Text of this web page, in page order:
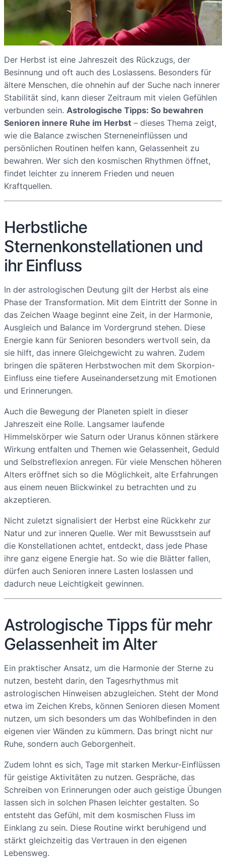
Der Herbst ist eine Jahreszeit des Rückzugs, der
Besinnung und oft auch des Loslassens. Besonders für
ältere Menschen, die ohnehin auf der Suche nach innerer
Stabilität sind, kann dieser Zeitraum mit vielen Gefühlen
verbunden sein. Astrologische Tipps: So bewahren
Senioren innere Ruhe im Herbst – dieses Thema zeigt,
wie die Balance zwischen Sterneneinflüssen und
persönlichen Routinen helfen kann, Gelassenheit zu
bewahren. Wer sich den kosmischen Rhythmen öffnet,
findet leichter zu innerem Frieden und neuen
Kraftquellen.
Herbstliche
Sternenkonstellationen und
ihr Einfluss
In der astrologischen Deutung gilt der Herbst als eine
Phase der Transformation. Mit dem Eintritt der Sonne in
das Zeichen Waage beginnt eine Zeit, in der Harmonie,
Ausgleich und Balance im Vordergrund stehen. Diese
Energie kann für Senioren besonders wertvoll sein, da
sie hilft, das innere Gleichgewicht zu wahren. Zudem
bringen die späteren Herbstwochen mit dem Skorpion-
Einfluss eine tiefere Auseinandersetzung mit Emotionen
und Erinnerungen.
Auch die Bewegung der Planeten spielt in dieser
Jahreszeit eine Rolle. Langsamer laufende
Himmelskörper wie Saturn oder Uranus können stärkere
Wirkung entfalten und Themen wie Gelassenheit, Geduld
und Selbstreflexion anregen. Für viele Menschen höheren
Alters eröffnet sich so die Möglichkeit, alte Erfahrungen
aus einem neuen Blickwinkel zu betrachten und zu
akzeptieren.
Nicht zuletzt signalisiert der Herbst eine Rückkehr zur
Natur und zur inneren Quelle. Wer mit Bewusstsein auf
die Konstellationen achtet, entdeckt, dass jede Phase
ihre ganz eigene Energie hat. So wie die Blätter fallen,
dürfen auch Senioren innere Lasten loslassen und
dadurch neue Leichtigkeit gewinnen.
Astrologische Tipps für mehr
Gelassenheit im Alter
Ein praktischer Ansatz, um die Harmonie der Sterne zu
nutzen, besteht darin, den Tagesrhythmus mit
astrologischen Hinweisen abzugleichen. Steht der Mond
etwa im Zeichen Krebs, können Senioren diesen Moment
nutzen, um sich besonders um das Wohlbefinden in den
eigenen vier Wänden zu kümmern. Das bringt nicht nur
Ruhe, sondern auch Geborgenheit.
Zudem lohnt es sich, Tage mit starken Merkur-Einflüssen
für geistige Aktivitäten zu nutzen. Gespräche, das
Schreiben von Erinnerungen oder auch geistige Übungen
lassen sich in solchen Phasen leichter gestalten. So
entsteht das Gefühl, mit dem kosmischen Fluss im
Einklang zu sein. Diese Routine wirkt beruhigend und
stärkt gleichzeitig das Vertrauen in den eigenen
Lebensweg.